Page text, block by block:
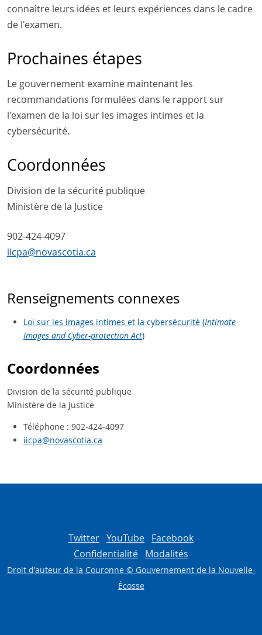
connaître leurs idées et leurs expériences dans le cadre
de l'examen.
Prochaines étapes
Le gouvernement examine maintenant les
recommandations formulées dans le rapport sur
l'examen de la loi sur les images intimes et la
cybersécurité.
Coordonnées
Division de la sécurité publique
Ministère de la Justice
902-424-4097
iicpa@novascotia.ca
Renseignements connexes
Loi sur les images intimes et la cybersécurité (Intimate
Images and Cyber-protection Act)
Coordonnées
Division de la sécurité publique
Ministère de la Justice
Téléphone : 902-424-4097
iicpa@novascotia.ca
Twitter YouTube Facebook
Confidentialité Modalités
Droit d'auteur de la Couronne © Gouvernement de la Nouvelle-
Écosse